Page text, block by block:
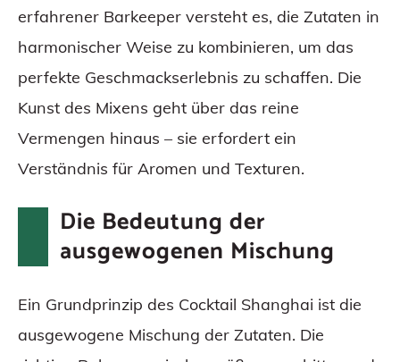
erfahrener Barkeeper versteht es, die Zutaten in
harmonischer Weise zu kombinieren, um das
perfekte Geschmackserlebnis zu schaffen. Die
Kunst des Mixens geht über das reine
Vermengen hinaus – sie erfordert ein
Verständnis für Aromen und Texturen.
Die Bedeutung der
ausgewogenen Mischung
Ein Grundprinzip des Cocktail Shanghai ist die
ausgewogene Mischung der Zutaten. Die